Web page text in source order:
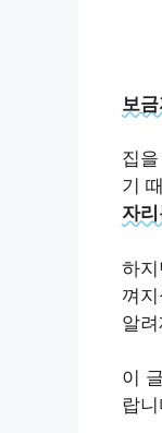
보
집
기
자
하
껴
알
이
랍